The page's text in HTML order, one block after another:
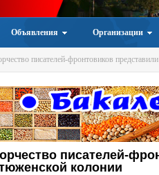
Объявления Организации
писателей-фронтовиков
писателей-
колонии